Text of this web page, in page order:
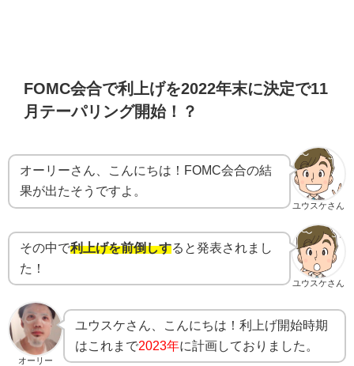
FOMC会合で利上げを2022年末に決定で11
月テーパリング開始！？
ユウスケさん
オーリーさん、こんにちは！FOMC会合の結
果が出たそうですよ。
ユウスケさん
その中で利上げを前倒しすると発表されまし
た！
オーリー
ユウスケさん、こんにちは！利上げ開始時期
はこれまで2023年に計画しておりました。